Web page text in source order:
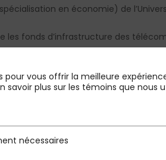
en économie) de
les fonds d’infrastructure des
et en Amérique du Nord. Il conseille
et opérationnelles clés.
internationale. Le cabinet s’est
secteurs. La force de l’équipe,
en pratique nous placent en
équipe. Il apporte une grande
pour vous offrir la meilleure
savoir plus sur les témoins que nous
nécessaires